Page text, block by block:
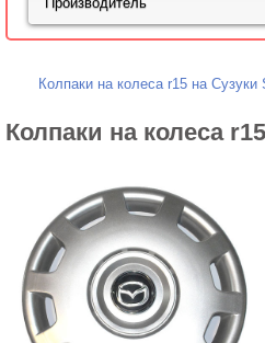
Колпаки на колеса r15 на Сузуки
Колпаки на колеса